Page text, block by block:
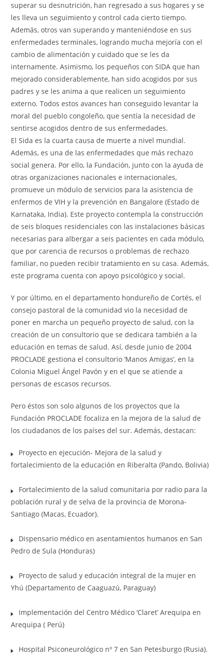
superar su desnutrición, han regresado a sus hogares y se
les lleva un seguimiento y control cada cierto tiempo.
Además, otros van superando y manteniéndose en sus
enfermedades terminales, logrando mucha mejoría con el
cambio de alimentación y cuidado que se les da
internamente. Asimismo, los pequeños con SIDA que han
mejorado considerablemente, han sido acogidos por sus
padres y se les anima a que realicen un seguimiento
externo. Todos estos avances han conseguido levantar la
moral del pueblo congoleño, que sentía la necesidad de
sentirse acogidos dentro de sus enfermedades.
El Sida es la cuarta causa de muerte a nivel mundial.
Además, es una de las enfermedades que más rechazo
social genera. Por ello, la Fundación, junto con la ayuda de
otras organizaciones nacionales e internacionales,
promueve un módulo de servicios para la asistencia de
enfermos de VIH y la prevención en Bangalore (Estado de
Karnataka, India). Este proyecto contempla la construcción
de seis bloques residenciales con las instalaciones básicas
necesarias para albergar a seis pacientes en cada módulo,
que por carencia de recursos o problemas de rechazo
familiar, no pueden recibir tratamiento en su casa. Además,
este programa cuenta con apoyo psicológico y social.
Y por último, en el departamento hondureño de Cortés, el
consejo pastoral de la comunidad vio la necesidad de
poner en marcha un pequeño proyecto de salud, con la
creación de un consultorio que se dedicara también a la
educación en temas de salud. Así, desde junio de 2004
PROCLADE gestiona el consultorio ‘Manos Amigas’, en la
Colonia Miguel Ángel Pavón y en el que se atiende a
personas de escasos recursos.
Pero éstos son solo algunos de los proyectos que la
Fundación PROCLADE focaliza en la mejora de la salud de
los ciudadanos de los países del sur. Además, destacan:
Proyecto en ejecución- Mejora de la salud y
fortalecimiento de la educación en Riberalta (Pando, Bolivia)
Fortalecimiento de la salud comunitaria por radio para la
población rural y de selva de la provincia de Morona-
Santiago (Macas, Ecuador).
Dispensario médico en asentamientos humanos en San
Pedro de Sula (Honduras)
Proyecto de salud y educación integral de la mujer en
Yhú (Departamento de Caaguazú, Paraguay)
Implementación del Centro Médico ‘Claret’ Arequipa en
Arequipa ( Perú)
Hospital Psiconeurológico nº 7 en San Petesburgo (Rusia).